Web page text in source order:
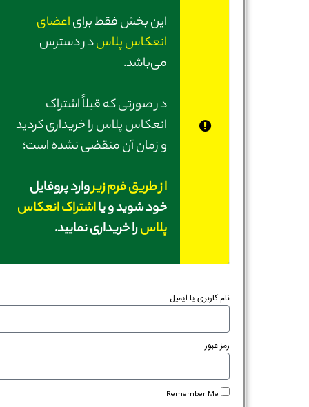
این بخش فقط برایاعضای
انعکاس پلاسدر دسترس
می‌باشد.
در صورتی‌ که قبلاً اشتراک
انعکاس پلاس را خریداری کردید
و زمان آن منقضی نشده است؛
از طریق فرم زیروارد پروفایل
خود شوید و یااشتراک انعکاس
پلاسرا خریداری نمایید.
نام کاربری یا ایمیل
رمز عبور
Remember Me